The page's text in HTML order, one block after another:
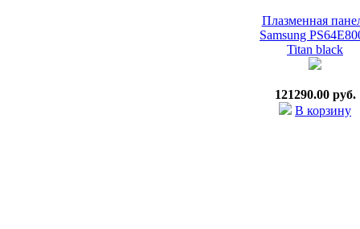
Плазменная
Samsung
Titan black
121290.00 руб.
В корзину